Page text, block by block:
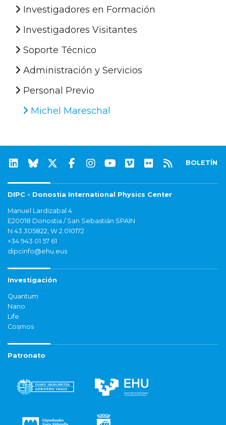
Investigadores en Formación
Investigadores Visitantes
Soporte Técnico
Administración y Servicios
Personal Previo
Michel Mareschal
BOLETÍN
DIPC - Donostia International Physics Center
Manuel Lardizabal 4
E20018 Donostia / San Sebastián SPAIN
N 43.305822, W 2.010172
+34 943 01 57 61
dipcinfo@ehu.eus
Investigación
Quantum
Nano
Life
Cosmos
Patronato